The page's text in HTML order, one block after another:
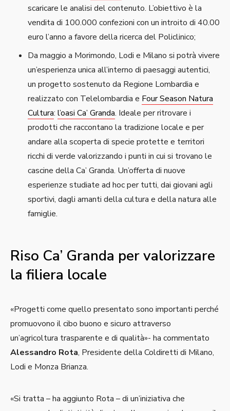
scaricare le analisi del contenuto. L’obiettivo è la
vendita di 100.000 confezioni con un introito di 40.00
euro l’anno a favore della ricerca del Policlinico;
Da maggio a Morimondo, Lodi e Milano si potrà vivere
un’esperienza unica all’interno di paesaggi autentici,
un progetto sostenuto da Regione Lombardia e
realizzato con Telelombardia e Four Season Natura
Cultura: l’oasi Ca’ Granda. Ideale per ritrovare i
prodotti che raccontano la tradizione locale e per
andare alla scoperta di specie protette e territori
ricchi di verde valorizzando i punti in cui si trovano le
cascine della Ca’ Granda. Un’offerta di nuove
esperienze studiate ad hoc per tutti, dai giovani agli
sportivi, dagli amanti della cultura e della natura alle
famiglie.
Riso Ca’ Granda per valorizzare
la filiera locale
«Progetti come quello presentato sono importanti perché
promuovono il cibo buono e sicuro attraverso
un’agricoltura trasparente e di qualità»- ha commentato
Alessandro Rota, Presidente della Coldiretti di Milano,
Lodi e Monza Brianza.
«Si tratta – ha aggiunto Rota – di un’iniziativa che